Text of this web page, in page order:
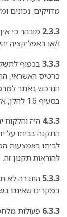
מדויקים, נכונים
2.3.3 מובהר כי
ו/או באפליקציה
3.3.3בכפוף
כרטיס האשראי,
הנרכש באתר
בסעיף 1.6 להלן, אלא אם צוין מפורשות אחרת.
4.3.3 היה והלקוח
התקנה בביתו על
לביתו באמצעות
להוראות תקנון זה.
5.3.3 החברה לא
במקרים שאינם
6.3.3 פעולות